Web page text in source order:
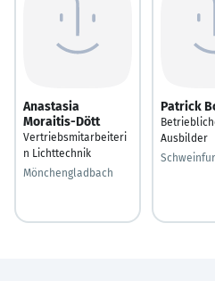
Anastasia
Moraitis-Dött
Vertriebsmitarbeiteri
n Lichttechnik
Mönchengladbach
Patrick
Ausbilder